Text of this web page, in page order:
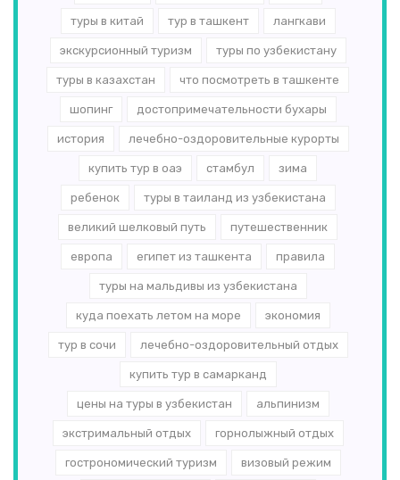
туры в китай тур в ташкент лангкави
экскурсионный туризм туры по узбекистану
туры в казахстан что посмотреть в ташкенте
шопинг достопримечательности бухары
история лечебно-оздоровительные курорты
купить тур в оаэ стамбул зима
ребенок туры в таиланд из узбекистана
великий шелковый путь путешественник
европа египет из ташкента правила
туры на мальдивы из узбекистана
куда поехать летом на море экономия
тур в сочи лечебно-оздоровительный отдых
купить тур в самарканд
цены на туры в узбекистан альпинизм
экстримальный отдых горнолыжный отдых
гострономический туризм визовый режим